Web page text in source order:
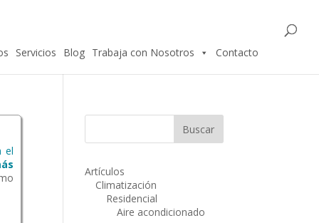
Servicios Blog Trabaja con Nosotros Contacto
el
Artículos
Climatización
Residencial
Aire acondicionado